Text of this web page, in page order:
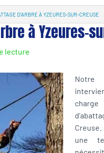
D’ARBRE À YZEURES-SUR-CREUSE
à Yzeures-
lecture
Notre
une